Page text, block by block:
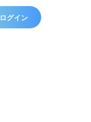
ログイン